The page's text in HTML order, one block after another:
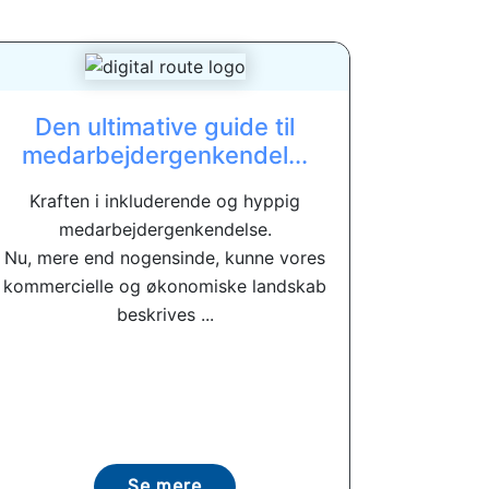
Den ultimative guide til
medarbejdergenkendel...
Kraften i inkluderende og hyppig
medarbejdergenkendelse.
Nu, mere end nogensinde, kunne vores
kommercielle og økonomiske landskab
beskrives ...